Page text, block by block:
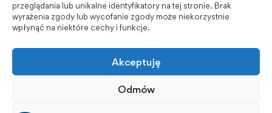
przeglądania lub unikalne identyfikatory na tej stronie. Brak
wyrażenia zgody lub wycofanie zgody może niekorzystnie
wpłynąć na niektóre cechy i funkcje.
Akceptuję
Odmów
BIP - Biuletyn Informacji Publicznej PWSZ -